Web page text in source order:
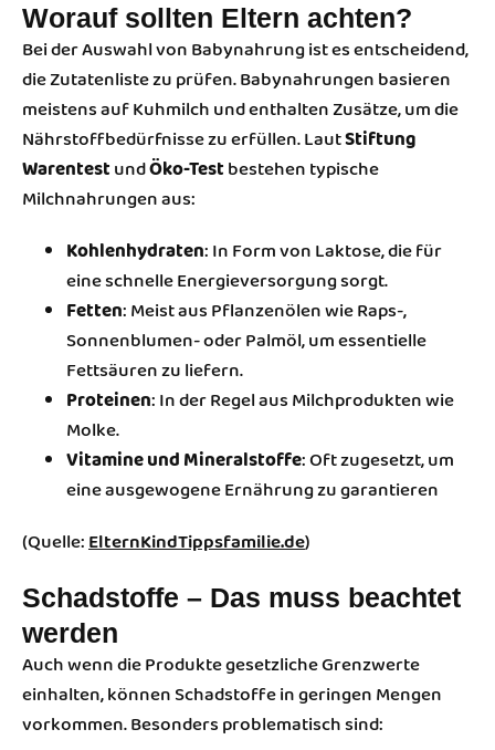
Worauf sollten Eltern achten?
Bei der Auswahl von Babynahrung ist es entscheidend,
die Zutatenliste zu prüfen. Babynahrungen basieren
meistens auf Kuhmilch und enthalten Zusätze, um die
Nährstoffbedürfnisse zu erfüllen. LautStiftung
WarentestundÖko-Testbestehen typische
Milchnahrungen aus:
Kohlenhydraten: In Form von Laktose, die für
eine schnelle Energieversorgung sorgt.
Fetten: Meist aus Pflanzenölen wie Raps-,
Sonnenblumen- oder Palmöl, um essentielle
Fettsäuren zu liefern.
Proteinen: In der Regel aus Milchprodukten wie
Molke.
Vitamine und Mineralstoffe: Oft zugesetzt, um
eine ausgewogene Ernährung zu garantieren
​(Quelle:ElternKindTippsfamilie.de)
Schadstoffe – Das muss beachtet
werden
Auch wenn die Produkte gesetzliche Grenzwerte
einhalten, können Schadstoffe in geringen Mengen
vorkommen. Besonders problematisch sind: